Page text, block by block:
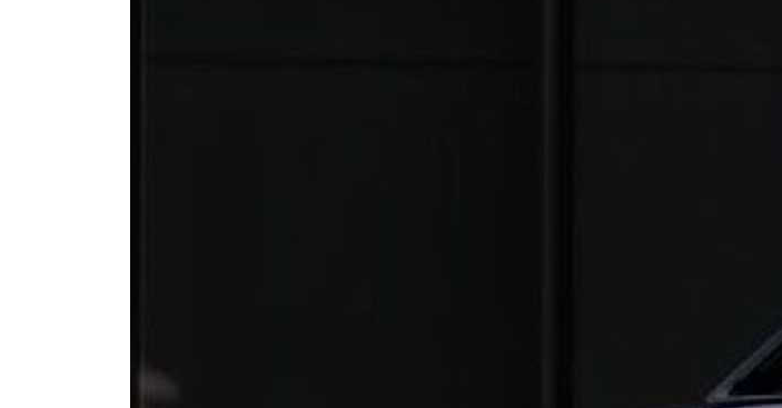
преодолевать бордюры, ямы,
Не стоит путать
полный привод не
Подвеска часто мягче, чем
страдать от регулярных
Регулярная диагностика